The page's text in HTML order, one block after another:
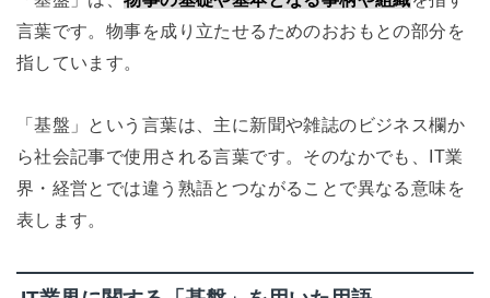
言葉です。物事を成り立たせるためのおおもとの部分を
指しています。
「基盤」という言葉は、主に新聞や雑誌のビジネス欄か
ら社会記事で使用される言葉です。そのなかでも、IT業
界・経営とでは違う熟語とつながることで異なる意味を
表します。